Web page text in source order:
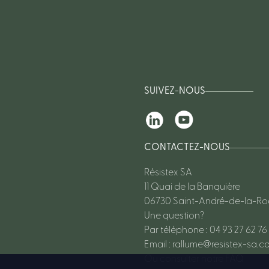
SUIVEZ-NOUS
CONTACTEZ-NOUS
Résistex SA
11 Quai de la Banquière
06730 Saint-André-de-la-
Une question?
Par téléphone : 04 93 27 62 76
Email : rallume@resistex-